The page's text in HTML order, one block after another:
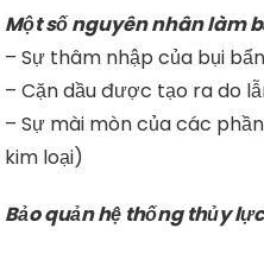
Một số nguyên nhân làm
– Sự thâm nhập của bụi bẩn
– Cặn dầu được tạo ra do
– Sự mài mòn của các
kim loại)
Bảo quản hệ thống thủy